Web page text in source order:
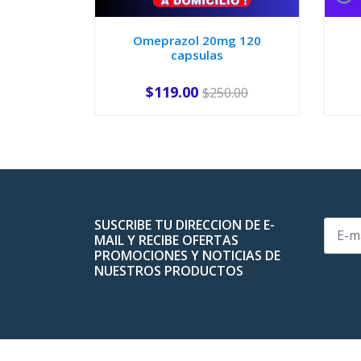
Omeprazol 20mg 120
capsulas
+
$119.00 $250.00
SUSCRIBE TU DIRECCION DE E-
MAIL Y RECIBE OFERTAS
PROMOCIONES Y NOTICIAS DE
NUESTROS PRODUCTOS